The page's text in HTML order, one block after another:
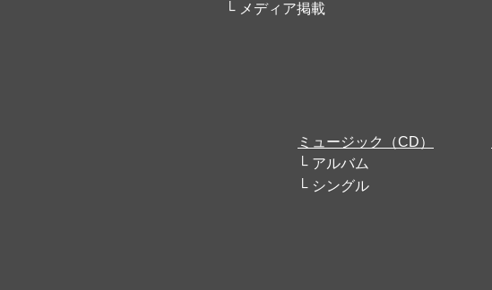
メディア掲載
ミュージック（CD）
アルバム
シングル